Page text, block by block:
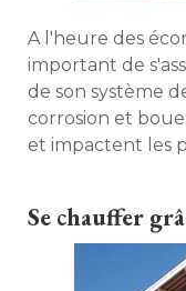
A l'heure des
important de
de son système
corrosion et
et impactent les
Se chauffer